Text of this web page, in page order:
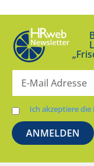
Ich akzeptiere